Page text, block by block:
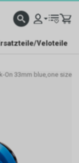
Veloteile
On 33mm blue,one size